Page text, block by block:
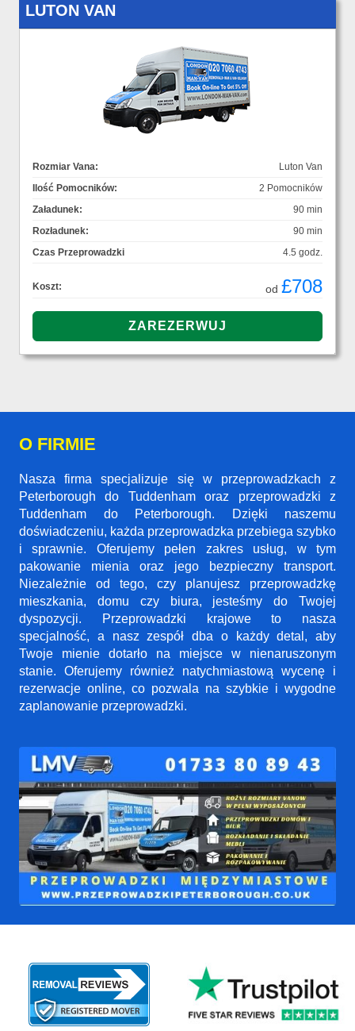
LUTON VAN
Rozmiar Vana:
Luton Van
Ilość Pomocników:
2 Pomocników
Załadunek:
90 min
Rozładunek:
90 min
Czas Przeprowadzki
4.5 godz.
Koszt: od £708
O FIRMIE
Nasza firma specjalizuje się w przeprowadzkach z
Peterborough do Tuddenham oraz przeprowadzki z
Tuddenham do Peterborough. Dzięki naszemu
doświadczeniu, każda przeprowadzka przebiega szybko
i sprawnie. Oferujemy pełen zakres usług, w tym
pakowanie mienia oraz jego bezpieczny transport.
Niezależnie od tego, czy planujesz przeprowadzkę
mieszkania, domu czy biura, jesteśmy do Twojej
dyspozycji. Przeprowadzki krajowe to nasza
specjalność, a nasz zespół dba o każdy detal, aby
Twoje mienie dotarło na miejsce w nienaruszonym
stanie. Oferujemy również natychmiastową wycenę i
rezerwacje online, co pozwala na szybkie i wygodne
zaplanowanie przeprowadzki.